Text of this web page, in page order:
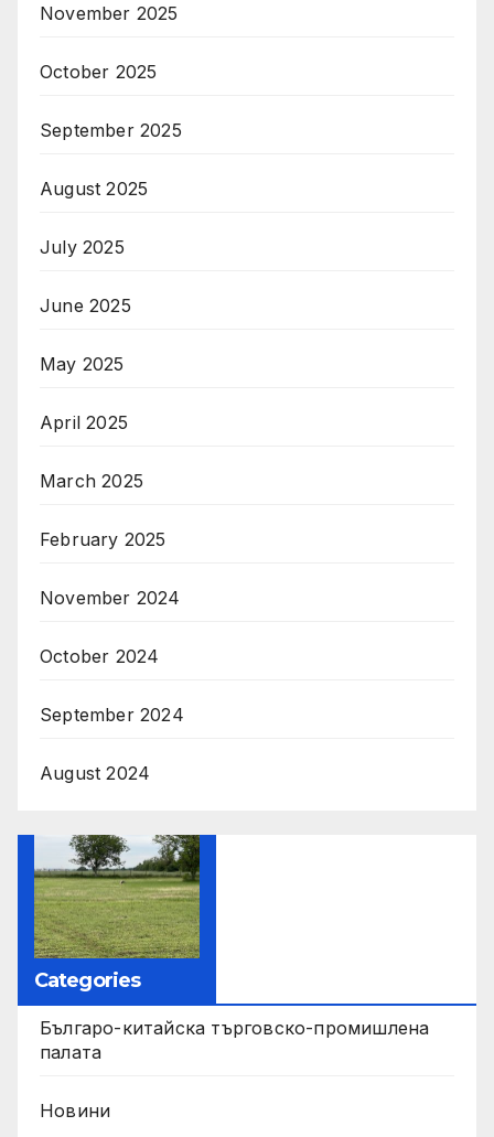
November 2025
October 2025
September 2025
August 2025
July 2025
June 2025
May 2025
April 2025
March 2025
February 2025
November 2024
October 2024
September 2024
August 2024
Categories
Българо-китайска търговско-промишлена
палата
Новини